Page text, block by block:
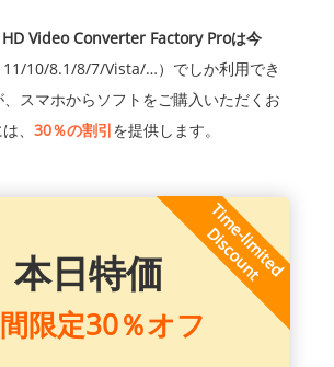
Video Converter Factory Proは今
10/8.1/8/7/Vista/…）でしか利用でき
、スマホからソフトをご購入いただくお
、 30％の割引を提供します。
本日特価
限定30％オフ